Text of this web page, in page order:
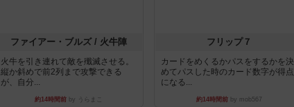
ファイアー・ブルズ / 火牛陣
火牛を引き連れて敵を殲滅させる。
縦か斜めで前2列まで攻撃できる
が、自分...
約14時間前 by うらまこ
フリップ７
カードをめくるかパスをするかを決
めてパスした時のカード数字が得点
になる...
約14時間前by mob567